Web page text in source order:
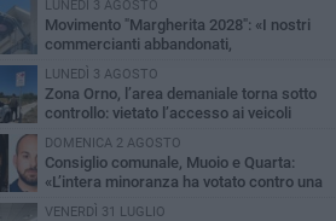
LUNEDÌ 3 AGOSTO
Movimento "Margherita 2028": «I nostri
commercianti abbandonati,
Lodispoto affossa la città»
LUNEDÌ 3 AGOSTO
Zona Orno, l’area demaniale torna sotto
controllo: vietato l’accesso ai veicoli
DOMENICA 2 AGOSTO
Consiglio comunale, Muoio e Quarta:
«L’intera minoranza ha votato contro una
che aumenta la TARI»
VENERDÌ 31 LUGLIO